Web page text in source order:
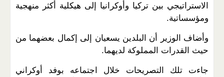
الاستراتيجي بين تركيا وأوكرانيا إلى هيكلية أكثر منهجية
ومؤسساتية.
وأضاف الوزير أن البلدين يسعيان إلى إكمال بعضهما من
حيث القدرات المملوكة لديهما.
جاءت تلك التصريحات خلال اجتماعه بوفد أوكراني